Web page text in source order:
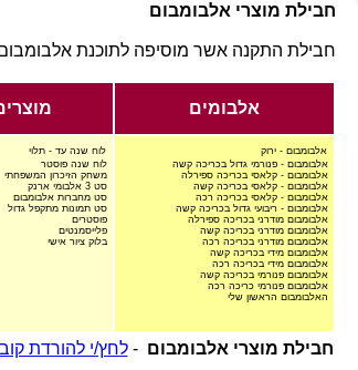
חבילת מוצרי אלבומבום
חבילת התקנה אשר מוסיפה לתוכנת
אלבומים
אלבומבום - ירוק
אלבומבום - פנורמי גדול בכריכה קשה
אלבומבום - קלאסי בכריכה ספירלה
אלבומבום - קלאסי בכריכה קשה
אלבומבום - קלאסי בכריכה רכה
אלבומבום - ריבועי גדול בכריכה קשה
אלבומבום מודרני בכריכה ספירלה
אלבומבום מודרני בכריכה קשה
אלבומבום מודרני בכריכה רכה
אלבומבום מידי בכריכה קשה
אלבומבום מידי בכריכה רכה
אלבומבום פנורמי בכריכה קשה
אלבומבום פנורמי כריכה רכה
האלבומבום הראשון שלי
לוח שנה
לוח שנה
משחק
סט 3 אלבומי ארנק
סט מחברות
סט תמונות
פוסטרים
פלייסמנטים
בלוק ציור אישי
חבילת מוצרי אלבומבום-לחץ/י להורדת